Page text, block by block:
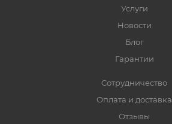
Услуги
Новости
Блог
Гарантии
Сотрудничество
Оплата и доставка
Отзывы